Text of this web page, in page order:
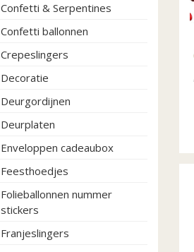
Confetti & Serpentines
Confetti ballonnen
Crepeslingers
Decoratie
Deurgordijnen
Deurplaten
Enveloppen cadeaubox
Feesthoedjes
Folieballonnen nummer
stickers
Franjeslingers